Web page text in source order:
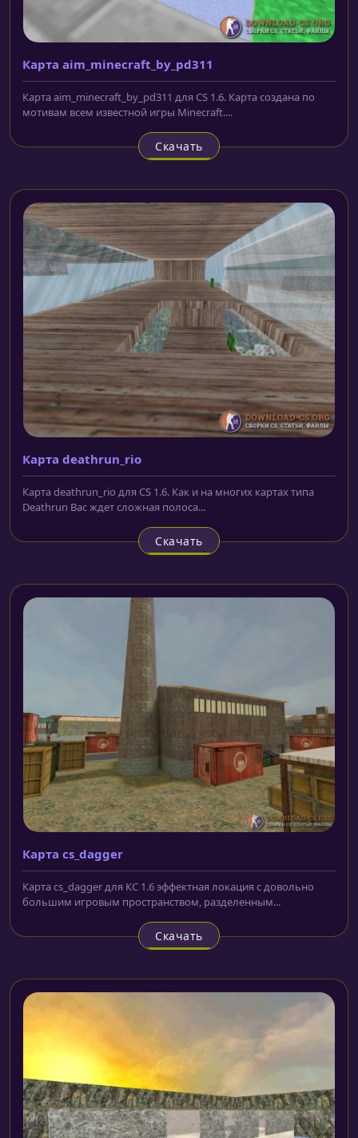
Карта aim_minecraft_by_pd311
Карта aim_minecraft_by_pd311 для CS 1.6. Карта создана по
мотивам всем известной игры Мinecraft....
Скачать
Карта deathrun_rio
Карта deathrun_rio для CS 1.6. Как и на многих картах типа
Deathrun Вас ждет сложная полоса...
Скачать
Карта cs_dagger
Карта cs_dagger для КС 1.6 эффектная локация с довольно
большим игровым пространством, разделенным...
Скачать